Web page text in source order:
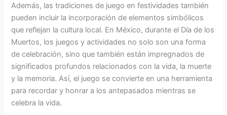
Además, las tradiciones de juego en festividades también
pueden incluir la incorporación de elementos simbólicos
que reflejan la cultura local. En México, durante el Día de los
Muertos, los juegos y actividades no solo son una forma
de celebración, sino que también están impregnados de
significados profundos relacionados con la vida, la muerte
y la memoria. Así, el juego se convierte en una herramienta
para recordar y honrar a los antepasados mientras se
celebra la vida.